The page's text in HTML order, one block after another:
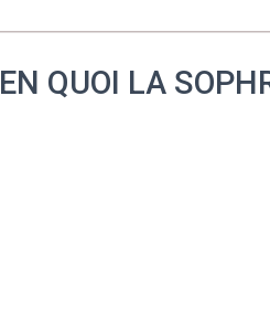
EN QUOI LA